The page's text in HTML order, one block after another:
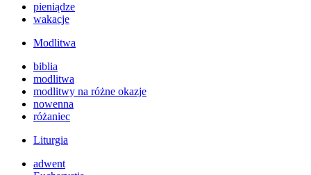
pieniądze
wakacje
Modlitwa
biblia
modlitwa
modlitwy na różne okazje
nowenna
różaniec
Liturgia
adwent